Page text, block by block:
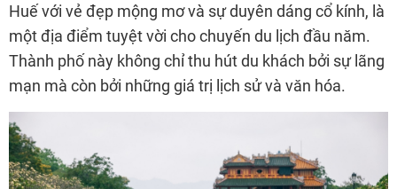
Huế với vẻ đẹp mộng mơ và sự duyên dáng cổ kính, là
một địa điểm tuyệt vời cho chuyến du lịch đầu năm.
Thành phố này không chỉ thu hút du khách bởi sự lãng
mạn mà còn bởi những giá trị lịch sử và văn hóa.